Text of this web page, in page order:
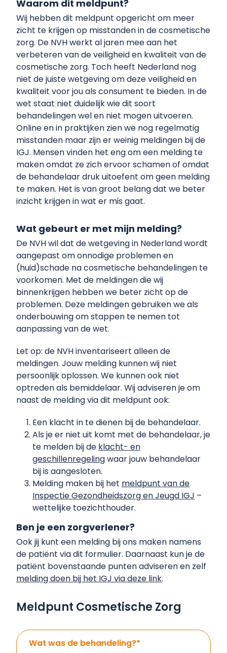
Waarom dit meldpunt?
Wij hebben dit meldpunt opgericht om meer
zicht te krijgen op misstanden in de cosmetische
zorg. De NVH werkt al jaren mee aan het
verbeteren van de veiligheid en kwaliteit van de
cosmetische zorg. Toch heeft Nederland nog
niet de juiste wetgeving om deze veiligheid en
kwaliteit voor jou als consument te bieden. In de
wet staat niet duidelijk wie dit soort
behandelingen wel en niet mogen uitvoeren.
Online en in praktijken zien we nog regelmatig
misstanden maar zijn er weinig meldingen bij de
IGJ. Mensen vinden het eng om een melding te
maken omdat ze zich ervoor schamen of omdat
de behandelaar druk uitoefent om geen melding
te maken. Het is van groot belang dat we beter
inzicht krijgen in wat er mis gaat.
Wat gebeurt er met mijn melding?
De NVH wil dat de wetgeving in Nederland wordt
aangepast om onnodige problemen en
(huid)schade na cosmetische behandelingen te
voorkomen. Met de meldingen die wij
binnenkrijgen hebben we beter zicht op de
problemen. Deze meldingen gebruiken we als
onderbouwing om stappen te nemen tot
aanpassing van de wet.
Let op: de NVH inventariseert alleen de
meldingen. Jouw melding kunnen wij niet
persoonlijk oplossen. We kunnen ook niet
optreden als bemiddelaar. Wij adviseren je om
naast de melding via dit meldpunt ook:
Een klacht in te dienen bij de behandelaar.
Als je er niet uit komt met de behandelaar, je
te melden bij de klacht- en
geschillenregelingwaar jouw behandelaar
bij is aangesloten.
Melding maken bij het meldpunt van de
Inspectie Gezondheidszorg en Jeugd IGJ –
wettelijke toezichthouder.
Ben je een zorgverlener?
Ook jij kunt een melding bij ons maken namens
de patiënt via dit formulier. Daarnaast kun je de
patiënt bovenstaande punten adviseren en zelf
melding doen bij het IGJ via deze link.
Meldpunt Cosmetische Zorg
Wat was de behandeling?*